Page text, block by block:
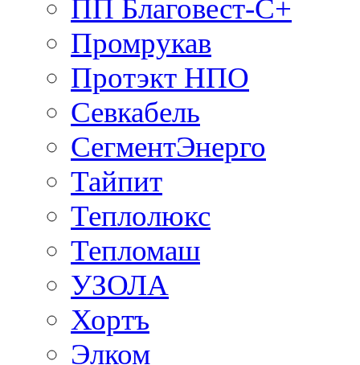
ПП Благовест-С+
Промрукав
Протэкт НПО
Севкабель
СегментЭнерго
Тайпит
Теплолюкс
Тепломаш
УЗОЛА
Хортъ
Элком